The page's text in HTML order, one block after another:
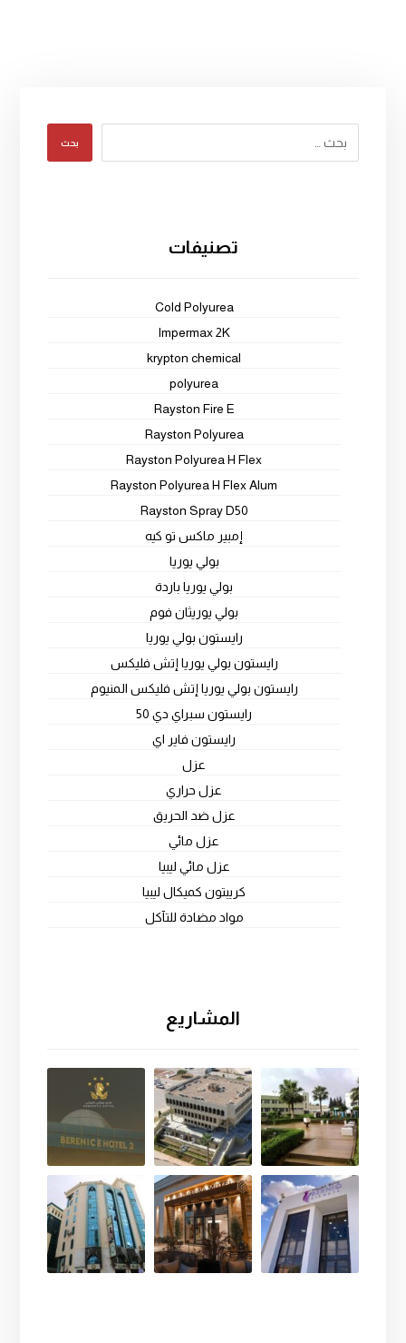
بحث
تصنيفات
Cold Polyurea
Impermax 2K
krypton chemical
polyurea
Rayston Fire E
Rayston Polyurea
Rayston Polyurea H Flex
Rayston Polyurea H Flex Alum
Rayston Spray D50
إمبير ماكس تو كيه
بولي يوريا
بولي يوريا باردة
بولي يوريثان فوم
رايستون بولي يوريا
رايستون بولي يوريا إتش فليكس
رايستون بولي يوريا إتش فليكس المنيوم
رايستون سبراي دي 50
رايستون فاير اي
عزل
عزل حراري
عزل ضد الحريق
عزل مائي
عزل مائي ليبيا
كريبتون كميكال ليبيا
مواد مضادة للتآكل
المشاريع